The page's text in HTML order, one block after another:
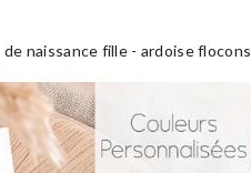
de naissance fille - ardoise flocons